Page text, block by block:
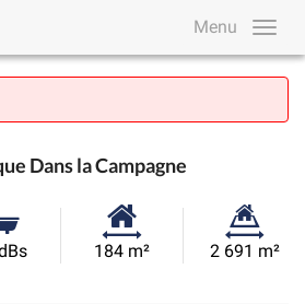
Menu
Dans la Campagne
Surface
184 m²
Superficie
2 691 m²